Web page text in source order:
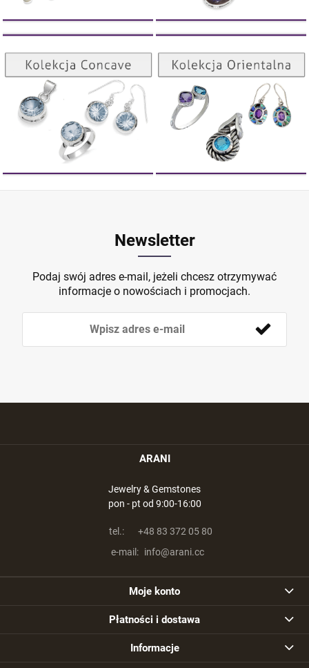
Kolekcja Concave
ZOBACZ
Kolekcja Orientalna
ZOBACZ
Newsletter
Podaj swój adres e-mail, jeżeli chcesz otrzymywać
informacje o nowościach i promocjach.
ARANI
Jewelry & Gemstones
pon - pt od 9:00-16:00
tel.:
+48 83 372 05 80
e-mail: info@arani.cc
Moje konto
Płatności i dostawa
Informacje